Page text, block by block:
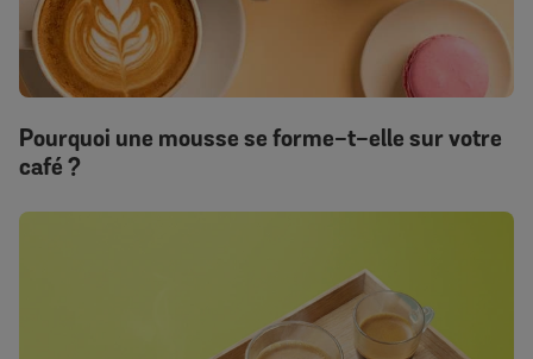
Pourquoi une mousse se forme-t-elle sur votre
café ?